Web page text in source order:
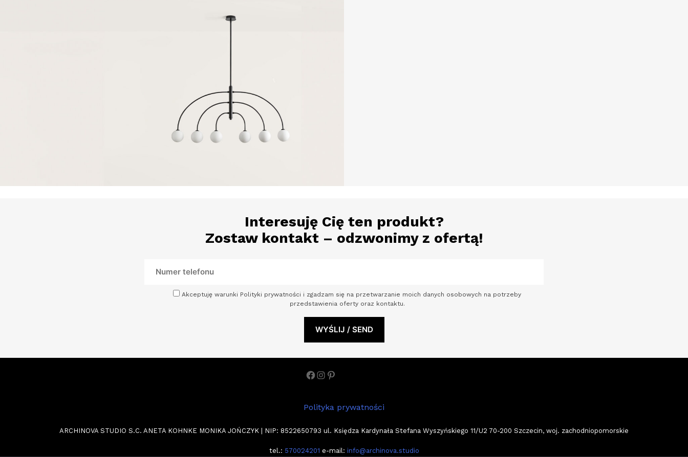
Interesuję Cię ten produkt?
Zostaw kontakt – odzwonimy z ofertą!
Akceptuję warunki Polityki prywatności i zgadzam się na przetwarzanie moich danych osobowych na potrzeby
przedstawienia oferty oraz kontaktu.
Facebook Instagram Pinterest
Polityka prywatności
ARCHINOVA STUDIO S.C. ANETA KOHNKE MONIKA JOŃCZYK | NIP: 8522650793 ul. Księdza Kardynała Stefana Wyszyńskiego 11/U2 70-200 Szczecin, woj. zachodniopomorskie
tel.: 570024201 e-mail: info@archinova.studio